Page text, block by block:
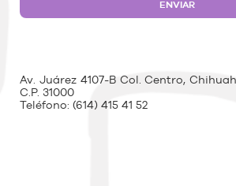
Av. Juárez 4107-B Col. Centro,
C.P. 31000
Teléfono: (614) 415 41 52